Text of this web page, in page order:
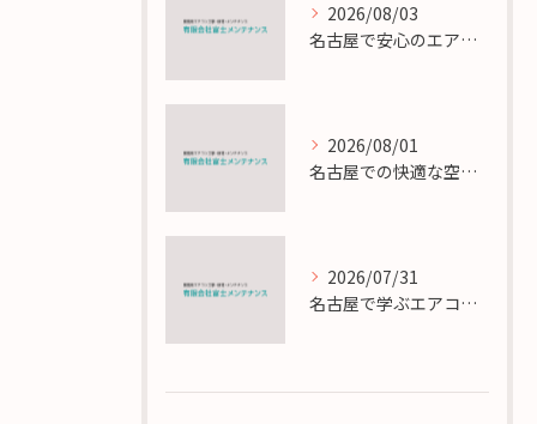
2026/08/03
名古屋で安心のエアコン工事と定期メンテナンスの重要性
2026/08/01
名古屋での快適な空調を実現するエアコンサービスの技術
2026/07/31
名古屋で学ぶエアコン設置とメンテの匠の技